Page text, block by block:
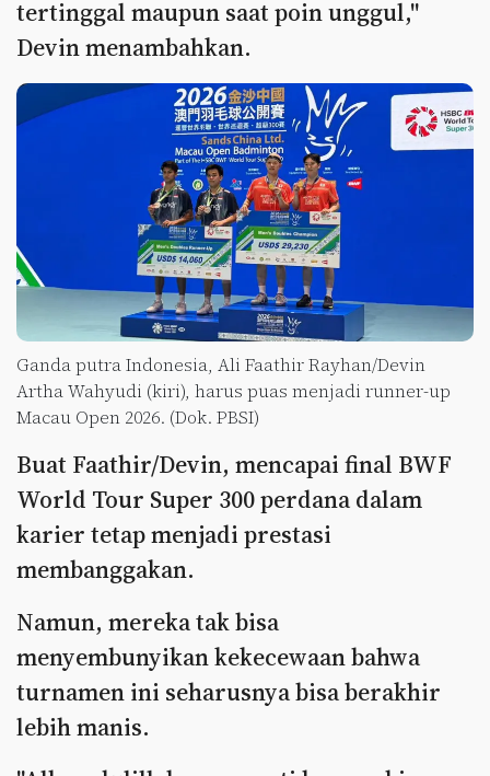
tertinggal maupun saat poin unggul,"
Devin menambahkan.
Ganda putra Indonesia, Ali Faathir Rayhan/Devin
Artha Wahyudi (kiri), harus puas menjadi runner-up
Macau Open 2026. (Dok. PBSI)
Buat Faathir/Devin, mencapai final BWF
World Tour Super 300 perdana dalam
karier tetap menjadi prestasi
membanggakan.
Namun, mereka tak bisa
menyembunyikan kekecewaan bahwa
turnamen ini seharusnya bisa berakhir
lebih manis.